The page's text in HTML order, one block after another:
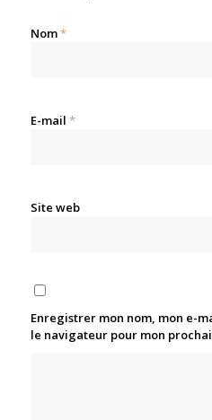
Nom*
E-mail *
Site web
Enregistrer mon nom, mon e-
le navigateur pour mon